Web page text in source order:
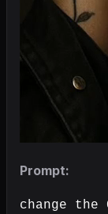
Prompt:
change